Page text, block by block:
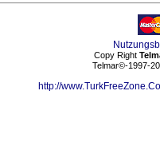
Copy Right
Telmar©-1997-
http://